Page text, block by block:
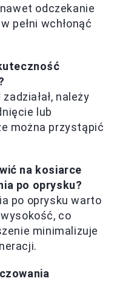
odczekanie
pełni wchłonąć
należy
lub
można przystąpić
na kosiarce
po oprysku?
po oprysku warto
co
minimalizuje